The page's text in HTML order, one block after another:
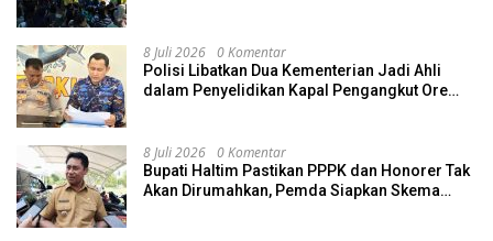
8 Juli 2026 0 Komentar
Polisi Libatkan Dua Kementerian Jadi Ahli
dalam Penyelidikan Kapal Pengangkut Ore
8 Juli 2026 0 Komentar
Bupati Haltim Pastikan PPPK dan Honorer Tak
Akan Dirumahkan, Pemda Siapkan Skema